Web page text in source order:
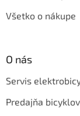
Všetko o nákupe
O nás
Servis
Predajňa